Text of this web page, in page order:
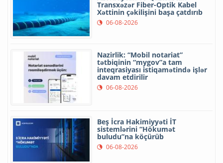
Transxəzər Fiber-Optik Kabel
Xəttinin çəkilişini başa çatdırıb
06-08-2026
Nazirlik: “Mobil notariat”
tətbiqinin “mygov”a tam
inteqrasiyası istiqamətində işlər
davam etdirilir
06-08-2026
Beş İcra Hakimiyyəti İT
sistemlərini “Hökumət
buludu”na köçürüb
06-08-2026